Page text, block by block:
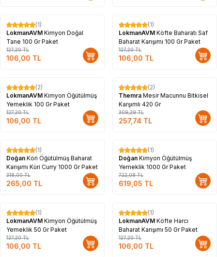
%17
(1)
LokmanAVM Kimyon Doğal
Tane 100 Gr Paket
127,20TL
106,00 TL
%17
(1)
LokmanAVM Köfte Baharatı Saf
Baharat Karışımı 100 Gr Paket
127,20TL
106,00 TL
%17
(2)
LokmanAVM Kimyon Öğütülmüş
Yemeklik 100 Gr Paket
127,20TL
106,00 TL
%17
(2)
Themra Mesir Macunnu Bitkisel
Karşımlı 420 Gr
309,29TL
257,74 TL
%17
(1)
Doğan Köri Öğütülmüş Baharat
Karışımı Küri Curry 1000 Gr Paket
318,00TL
265,00 TL
%14
(1)
Doğan Kimyon Öğütülmüş
Yemeklik 1000 Gr Paket
722,08TL
619,05 TL
%17
(1)
LokmanAVM Kimyon Öğütülmüş
Yemeklik 50 Gr Paket
127,20TL
106,00 TL
%17
(1)
LokmanAVM Köfte Harcı
Baharat Karışımı 50 Gr Paket
127,20TL
106,00 TL